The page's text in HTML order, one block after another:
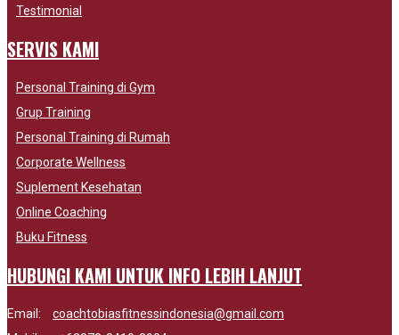
Testimonial
SERVIS KAMI
Personal Training di Gym
Grup Training
Personal Training di Rumah
Corporate Wellness
Suplement Kesehatan
Online Coaching
Buku Fitness
HUBUNGI KAMI UNTUK INFO LEBIH LANJUT
Email:
coachtobiasfitnessindonesia@gmail.com